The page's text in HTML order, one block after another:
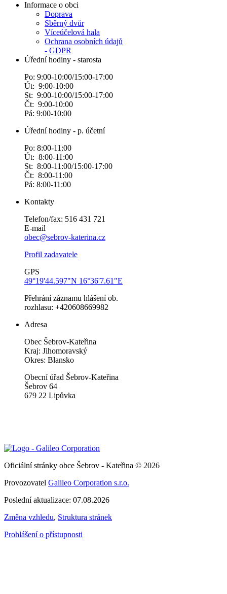
Informace o obci
Doprava
Sběrný dvůr
Víceúčelová hala
Ochrana osobních údajů
- GDPR
Úřední hodiny - starosta
Po: 9:00-10:00/15:00-17:00
Út: 9:00-10:00
St: 9:00-10:00/15:00-17:00
Čt: 9:00-10:00
Pá: 9:00-10:00
Úřední hodiny - p. účetní
Po: 8:00-11:00
Út: 8:00-11:00
St: 8:00-11:00/15:00-17:00
Čt: 8:00-11:00
Pá: 8:00-11:00
Kontakty
Telefon/fax: 516 431 721
E-mail
obec@sebrov-katerina.cz
Profil zadavatele
GPS
49°19'44.597"N 16°36'7.61"E
Přehrání záznamu hlášení ob.
rozhlasu: +420608669982
Adresa
Obec Šebrov-Kateřina
Kraj: Jihomoravský
Okres: Blansko
Obecní úřad Šebrov-Kateřina
Šebrov 64
679 22 Lipůvka
Oficiální stránky obce Šebrov - Kateřina © 2026
Provozovatel Galileo Corporation s.r.o.
Poslední aktualizace: 07.08.2026
Změna vzhledu, Struktura stránek
Prohlášení o přístupnosti